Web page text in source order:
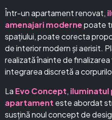
Într-un apartament renovat,
amenajari modernepoate
spațiului, poate corecta
de interior modern și aerisit.
realizată înainte de
integrarea discretă a
La Evo Concept, iluminatul
apartament este abordat
susțină noul concept de